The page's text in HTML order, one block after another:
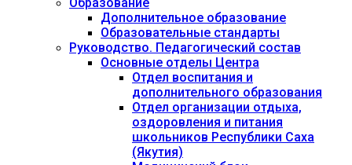
Дополнительное образование
Образовательные стандарты
Руководство. Педагогический состав
Основные отделы Центра
Отдел воспитания и
дополнительного образования
Отдел организации отдыха,
оздоровления и питания
школьников Республики Саха
(Якутия)